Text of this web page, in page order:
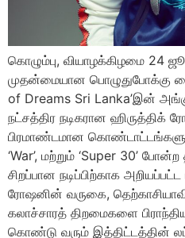
கொழும்பு, வியாழக்கிழமை 24
முதன்மையான பொழுதுபோக்கு
of Dreams Sri Lanka’இன்
நட்சத்திர நடிகரான ஹிருத்திக்
பிரமாண்டமான
‘War’, மற்றும் ‘Super 30’
சிறப்பான நடிப்பிற்காக
ரோஷனின் வருகை,
கலாச்சாரத் திறமைகளை
கொண்டு வரும் இத்திட்டத்தின்